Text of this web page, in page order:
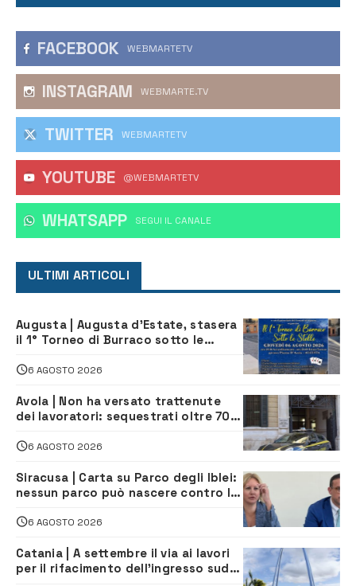
FACEBOOK WEBMARTETV
INSTAGRAM WEBMARTE.TV
TWITTER WEBMARTETV
YOUTUBE @WEBMARTETV
WHATSAPP ‎SEGUI IL CANALE
ULTIMI ARTICOLI
Augusta | Augusta d’Estate, stasera
il 1° Torneo di Burraco sotto le
6 AGOSTO 2026
Avola | Non ha versato trattenute
dei lavoratori: sequestrati oltre 700
climatizzazione
6 AGOSTO 2026
Siracusa | Carta su Parco degli Iblei:
nessun parco può nascere contro le
6 AGOSTO 2026
Catania | A settembre il via ai lavori
per il rifacimento dell’ingresso sud